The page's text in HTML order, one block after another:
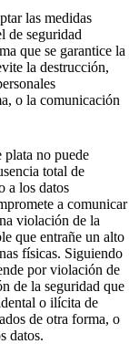
las medidas
de seguridad
que se garantice la
la destrucción,
o la comunicación
plata no puede
total de
a los datos
a comunicar
violación de la
que entrañe un alto
físicas. Siguiendo
por violación de
de la seguridad que
o ilícita de
de otra forma, o
datos.